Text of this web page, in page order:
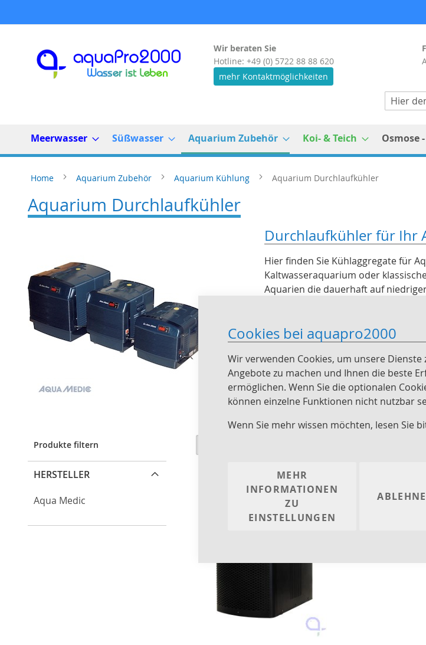
Cookies bei aquapro2000
Wir verwenden Cookies, um unsere
Angebote zu machen und Ihnen die beste
ermöglichen. Wenn Sie die optionalen
können einzelne Funktionen nicht nutzbar
Wenn Sie mehr wissen möchten, lesen Sie
MEHR
INFORMATIONEN
ZU
EINSTELLUNGEN
zum
Wir beraten Sie
Hotline: +49 (0) 5722 88 88 620
mehr Kontaktmöglichkeiten
Suche
Meerwasser
Süßwasser Aquarium Zubehör Koi- & Teich Osmose
Home Aquarium Zubehör Aquarium Kühlung Aquarium Durchlaufkühler
Aquarium Durchlaufkühler
Durchlaufkühler für Ihr
Hier finden Sie Kühlaggregate für
Kaltwasseraquarium oder
Aquarien die dauerhaft auf
Für den Betrieb der
Produkte filtern
HERSTELLER
Aqua Medic